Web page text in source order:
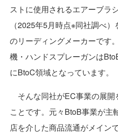
ストに使用されるエアーブラ
（2025年5月時点※同社調べ
のリーディングメーカーです
機・ハンドスプレーガンは
にBtoC領域となっています。
そんな同社がEC事業の展開
ことです。元々BtoB事業が主
店を介した商品流通がメインで